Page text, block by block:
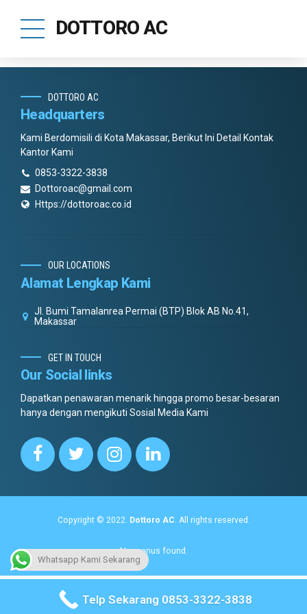
DOTTORO AC
DOTTORO AC
Headquarters
Kami Berdomisili di Kota Makassar, Berikut Ini Detail Kontak
Kantor Kami
0853-3322-3838
Dottoroac@gmail.com
Https://dottoroac.co.id
OUR LOCATIONS
Alamat Lengkap Kami
Jl. Bumi Tamalanrea Permai (BTP) Blok AB No.41,
Makassar
GET IN TOUCH
Our Social links
Dapatkan penawaran menarik hingga promo besar-besaran
hanya dengan mengikuti Sosial Media Kami
Copyright © 2022. Dottoro AC. All rights reserved.
No menus found.
Whatsapp Kami Sekarang
Telp Sekarang 0853-3322-3838